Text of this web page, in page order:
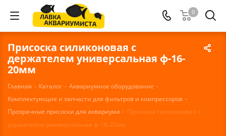
0
Присоска силиконовая с
держателем универсальная ф-16-
20мм
Главная - Каталог - Аквариумное оборудование -
Комплектующие и запчасти для фильтров и компрессоров -
Прозрачные присоски для аквариума - Присоска силиконовая с
держателем универсальная ф-16-20мм